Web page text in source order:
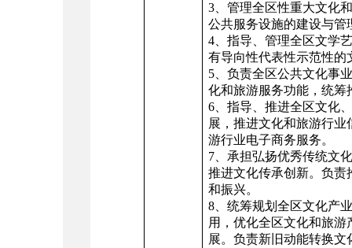
3、管理全区性重大文化
公共服务设施的建设与管
4、指导、管理全区文学
有导向性代表性示范性的
5、负责全区公共文化事
化和旅游服务功能，统筹
6、指导、推进全区文化
展，推进文化和旅游行
游行业电子商务服务。
7、承担弘扬优秀传统文
推进文化传承创新。负责
和振兴。
8、统筹规划全区文化产
用，优化全区文化和旅
展。负责新旧动能转换